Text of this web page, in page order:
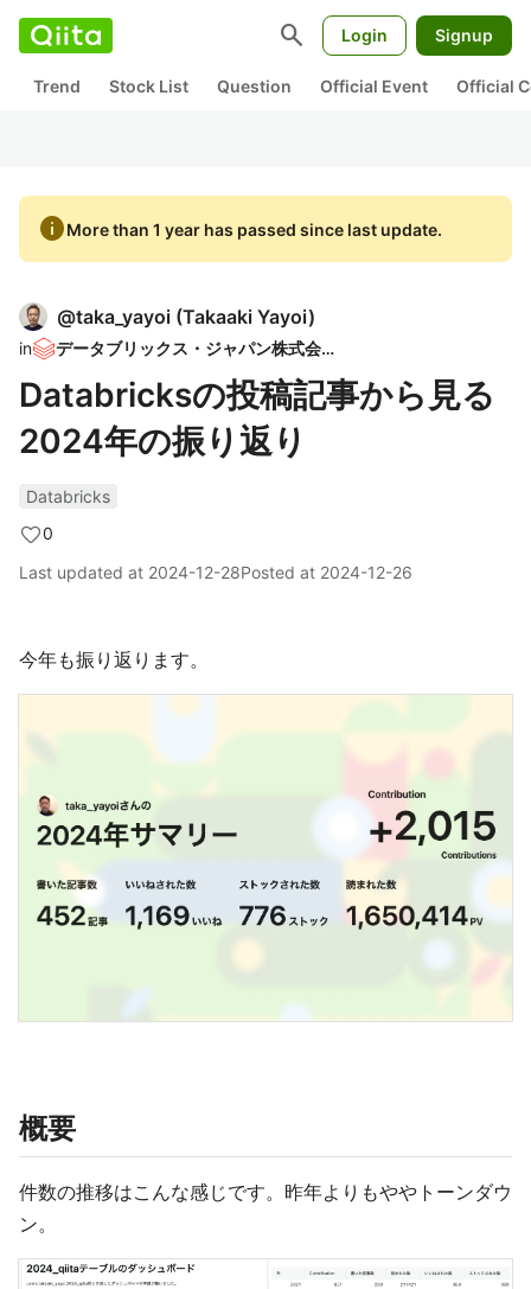
search Login Signup
Trend Stock List Question Official Event Official
infoMore than 1 year has passed since last update.
@taka_yayoi (Takaaki Yayoi)
in データブリックス・ジャパン株式会社
Databricksの投稿記事から見る
2024年の振り返り
Databricks
0
Last updated at 2024-12-28Posted at 2024-12-26
今年も振り返ります。
概要
件数の推移はこんな感じです。昨年よりもややトーンダウ
ン。